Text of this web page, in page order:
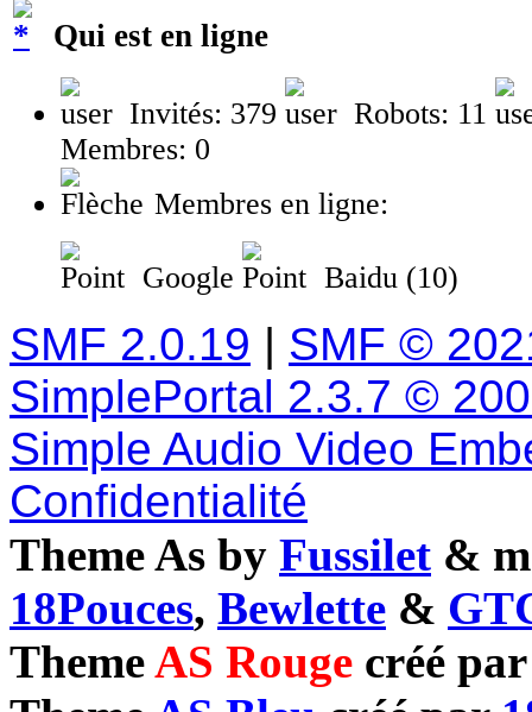
Qui est en ligne
Invités: 379
Robots: 11
Membres: 0
Membres en ligne:
Google Baidu (10)
SMF 2.0.19 | SMF ©
SimplePortal 2.3.7 ©
Simple Audio Video
Confidentialité
Theme As by Fussilet &
18Pouces, Bewlette &
ThemeAS Rouge créé